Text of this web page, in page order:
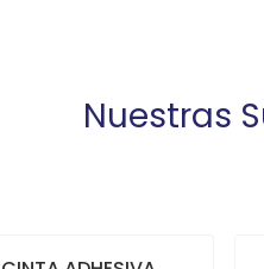
Nuestras